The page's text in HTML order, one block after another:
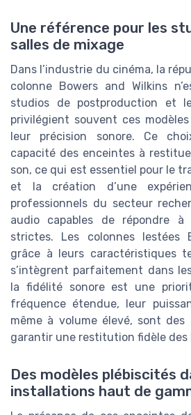
Une référence pour les
salles de mixage
Dans l’industrie du cinéma, la
colonne Bowers and Wilkins
studios de postproduction et
privilégient souvent ces
leur précision sonore. Ce
capacité des enceintes à
son, ce qui est essentiel pour le
et la création d’une
professionnels du secteur
audio capables de répondre
strictes. Les colonnes lestées
grâce à leurs caractéristiques
s’intègrent parfaitement dans
la fidélité sonore est une
fréquence étendue, leur
même à volume élevé, sont
garantir une restitution fidèle des
Des modèles plébiscités
installations haut de